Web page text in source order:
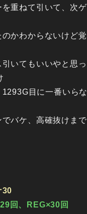
重ねて引いて、次
のかわからないけど
いてもいいやと思
目に一番いら
バケ、高確抜けま
30
回、REG×30回